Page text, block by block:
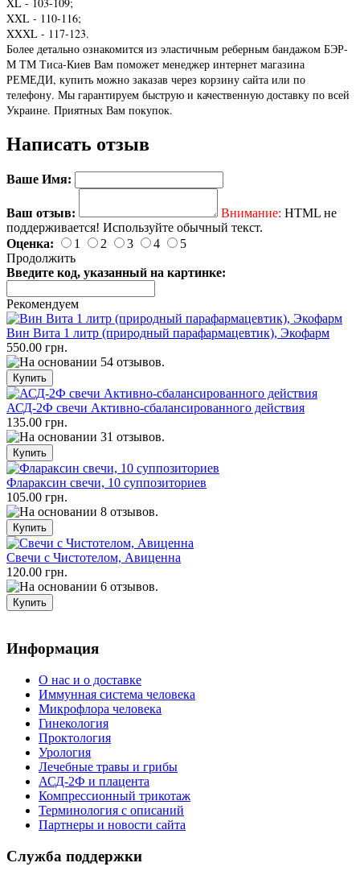
XXL - 110-116;
XXXL - 117-123.
Более детально ознакомится из эластичным реберным бандажом БЭР-
М ТМ Тиса-Киев Вам поможет менеджер интернет магазина
РЕМЕДИ, купить можно заказав через корзину сайта или по
телефону. Мы гарантируем быструю и качественную доставку по всей
Украине. Приятных Вам покупок.
Написать отзыв
Ваше Имя:
Ваш отзыв: Внимание: HTML не
поддерживается! Используйте обычный текст.
Оценка:
1 2 3 4
5
Продолжить
Введите код, указанный на картинке:
Рекомендуем
Вин Вита 1 литр (природный парафармацевтик), Экофарм
550.00 грн.
АСД-2Ф свечи Активно-сбалансированного действия
135.00 грн.
Флараксин свечи, 10 суппозиториев
105.00 грн.
Свечи с Чистотелом, Авиценна
120.00 грн.
Информация
О нас и о доставке
Иммунная система человека
Микрофлора человека
Гинекология
Проктология
Урология
Лечебные травы и грибы
АСД-2Ф и плацента
Компрессионный трикотаж
Терминология с описаний
Партнеры и новости сайта
Служба поддержки